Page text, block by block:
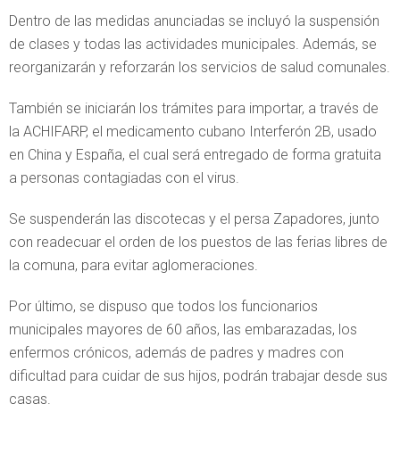
Dentro de las medidas anunciadas se incluyó la suspensión
de clases y todas las actividades municipales. Además, se
reorganizarán y reforzarán los servicios de salud comunales.
También se iniciarán los trámites para importar, a través de
la ACHIFARP, el medicamento cubano Interferón 2B, usado
en China y España, el cual será entregado de forma gratuita
a personas contagiadas con el virus.
Se suspenderán las discotecas y el persa Zapadores, junto
con readecuar el orden de los puestos de las ferias libres de
la comuna, para evitar aglomeraciones.
Por último, se dispuso que todos los funcionarios
municipales mayores de 60 años, las embarazadas, los
enfermos crónicos, además de padres y madres con
dificultad para cuidar de sus hijos, podrán trabajar desde sus
casas.